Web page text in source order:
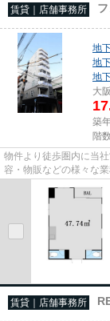
賃貸｜店舗事務所
地
地
地
大
築
階
物件より徒歩圏内に当
容・物販などの様々な
尚、弊社ではおとり広
賃貸｜店舗事務所